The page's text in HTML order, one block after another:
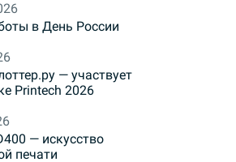
в День России
— участвует
Printech 2026
— искусство
печати